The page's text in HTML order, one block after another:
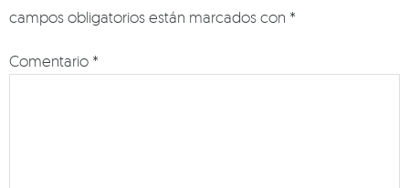
campos obligatorios están marcados con *
Comentario *